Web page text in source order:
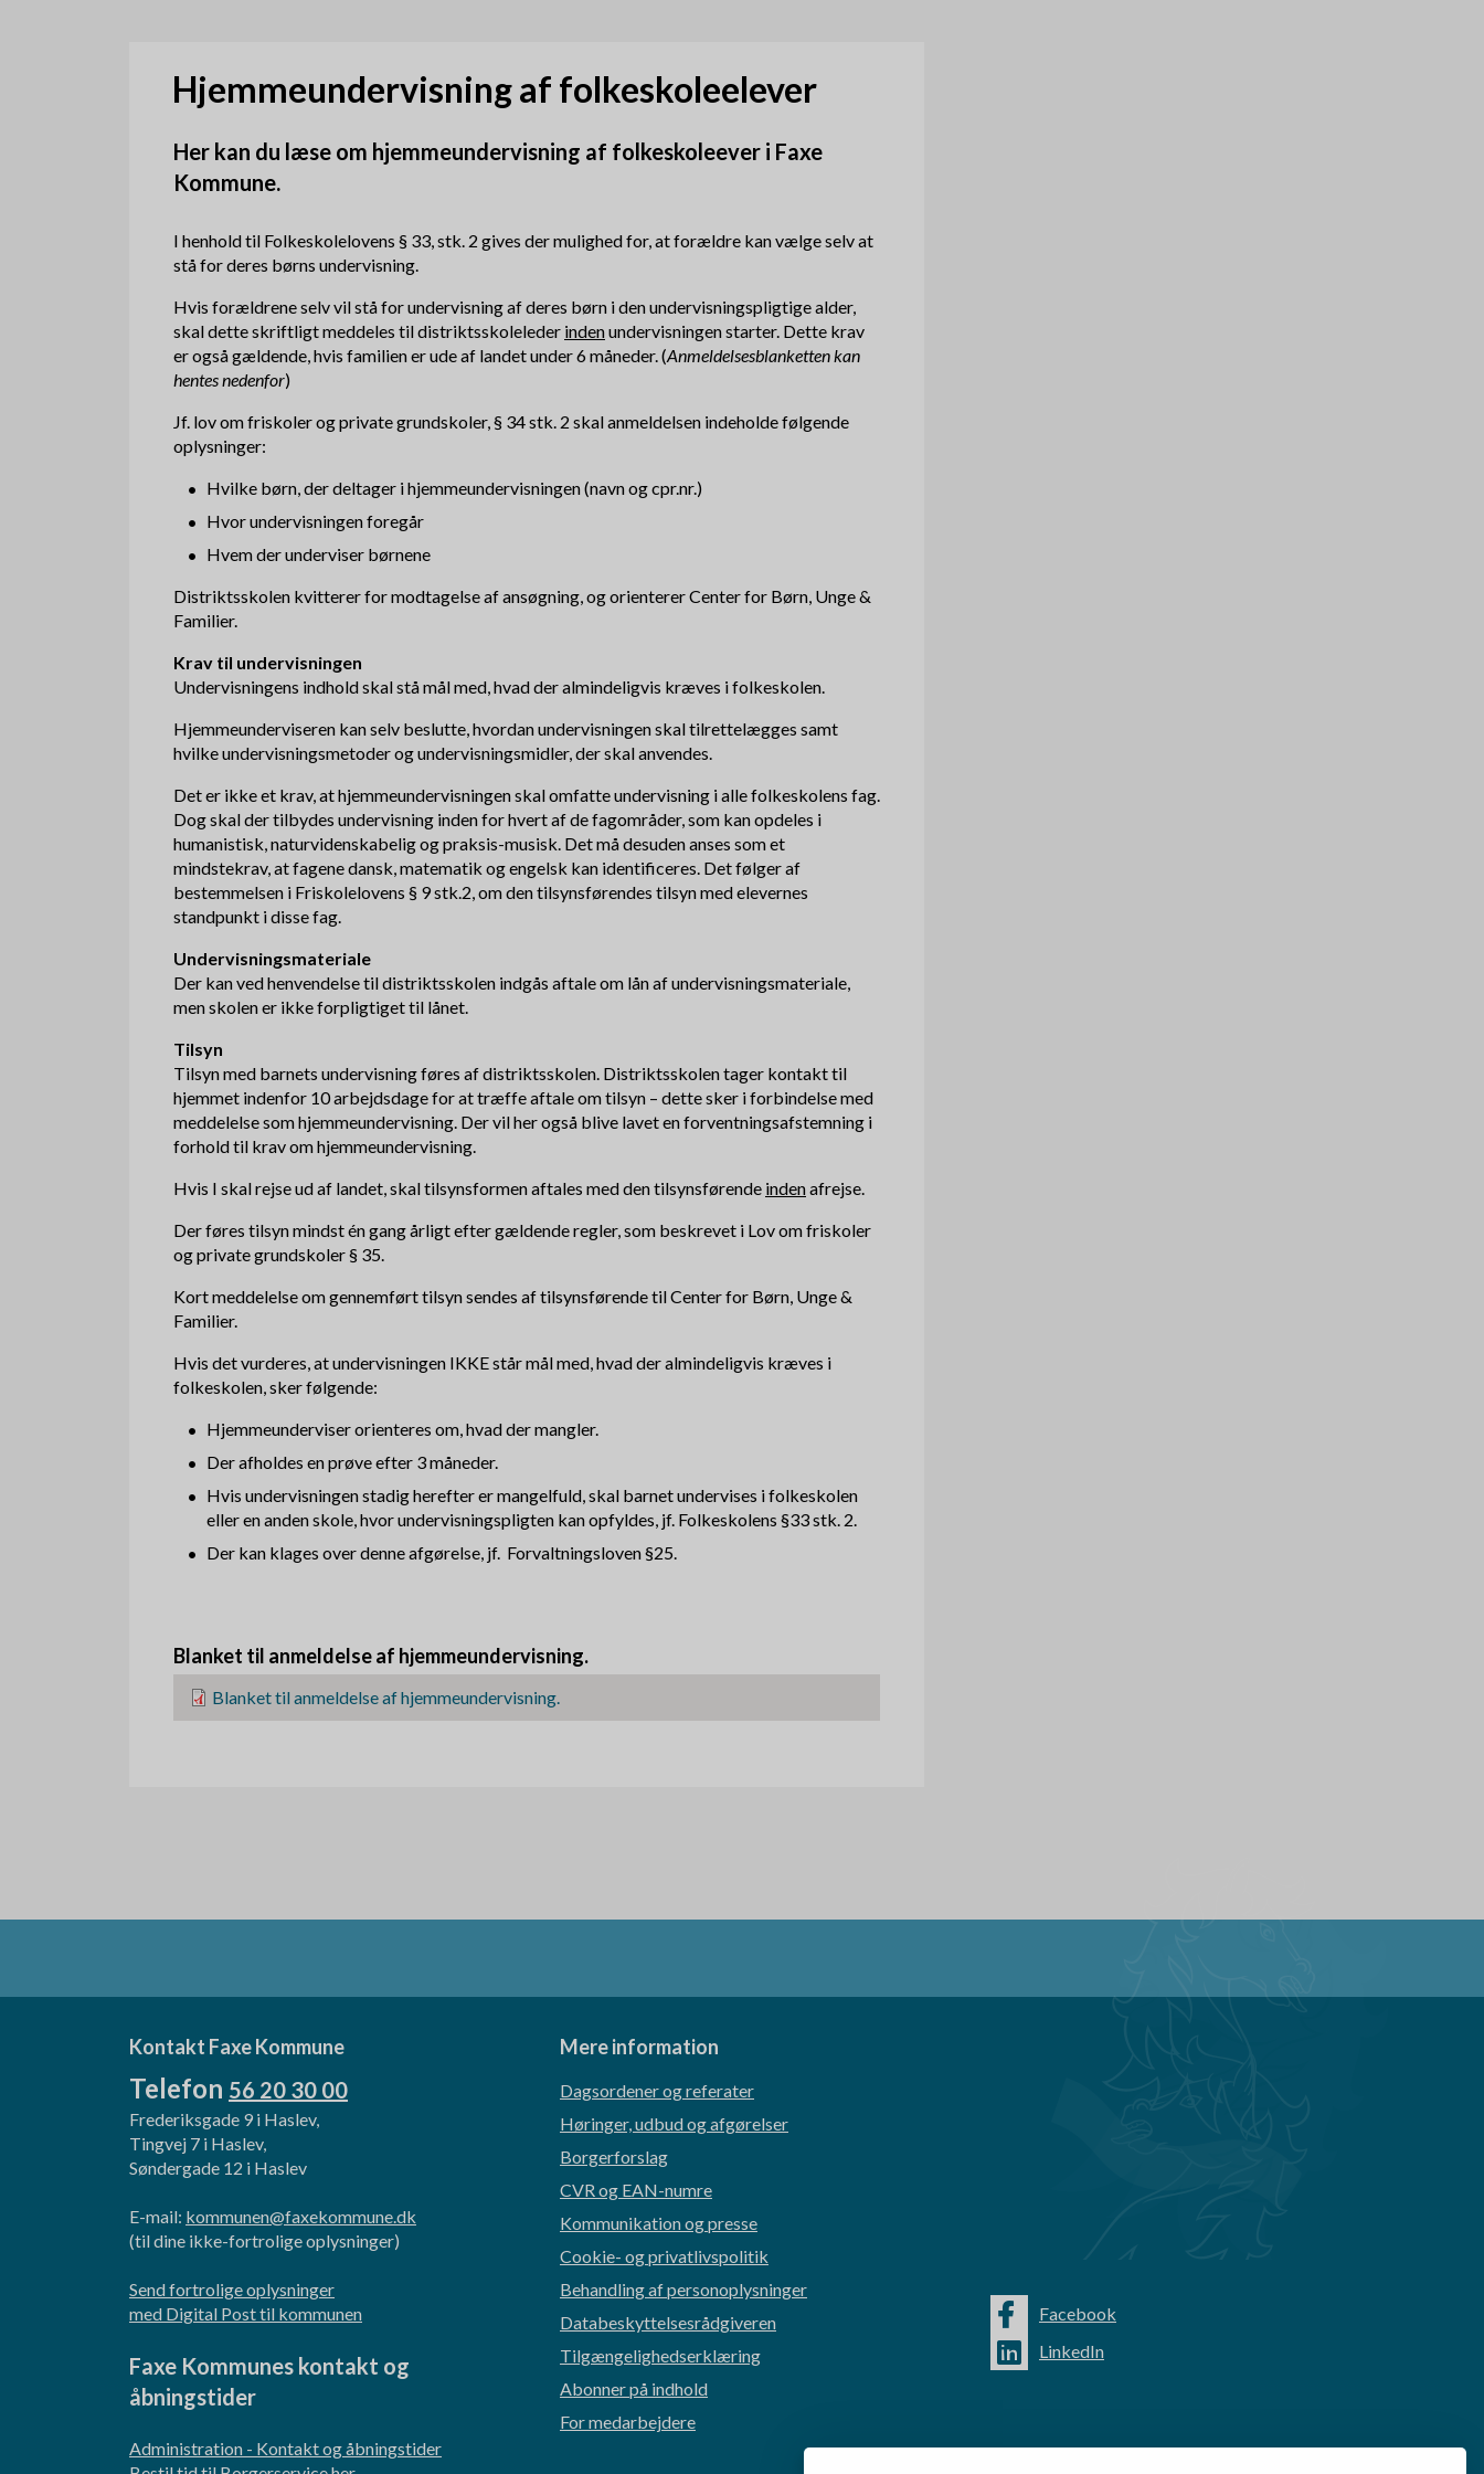
e
n
Hjemmeundervisning af folkeskoleelever
Her kan du læse om hjemmeundervisning af folkeskoleever i Faxe
Kommune.
I henhold til Folkeskolelovens § 33, stk. 2 gives der mulighed for, at forældre kan vælge selv at
stå for deres børns undervisning.
Hvis forældrene selv vil stå for undervisning af deres børn i den undervisningspligtige alder,
skal dette skriftligt meddeles til distriktsskoleleder indenundervisningen starter. Dette krav
er også gældende, hvis familien er ude af landet under 6 måneder. (Anmeldelsesblanketten kan
hentes nedenfor)
Jf. lov om friskoler og private grundskoler, § 34 stk. 2 skal anmeldelsen indeholde følgende
oplysninger:
Hvilke børn, der deltager i hjemmeundervisningen (navn og cpr.nr.)
Hvor undervisningen foregår
Hvem der underviser børnene
Distriktsskolen kvitterer for modtagelse af ansøgning, og orienterer Center for Børn, Unge &
Familier.
Krav til undervisningen
Undervisningens indhold skal stå mål med, hvad der almindeligvis kræves i folkeskolen.
Hjemmeunderviseren kan selv beslutte, hvordan undervisningen skal tilrettelægges samt
hvilke undervisningsmetoder og undervisningsmidler, der skal anvendes.
Det er ikke et krav, at hjemmeundervisningen skal omfatte undervisning i alle folkeskolens fag.
Dog skal der tilbydes undervisning inden for hvert af de fagområder, som kan opdeles i
humanistisk, naturvidenskabelig og praksis-musisk. Det må desuden anses som et
mindstekrav, at fagene dansk, matematik og engelsk kan identificeres. Det følger af
bestemmelsen i Friskolelovens § 9 stk.2, om den tilsynsførendes tilsyn med elevernes
standpunkt i disse fag.
Undervisningsmateriale
Der kan ved henvendelse til distriktsskolen indgås aftale om lån af undervisningsmateriale,
men skolen er ikke forpligtiget til lånet.
Tilsyn
Tilsyn med barnets undervisning føres af distriktsskolen. Distriktsskolen tager kontakt til
hjemmet indenfor 10 arbejdsdage for at træffe aftale om tilsyn – dette sker i forbindelse med
meddelelse som hjemmeundervisning. Der vil her også blive lavet en forventningsafstemning i
forhold til krav om hjemmeundervisning.
Hvis I skal rejse ud af landet, skal tilsynsformen aftales med den tilsynsførende indenafrejse.
Der føres tilsyn mindst én gang årligt efter gældende regler, som beskrevet i Lov om friskoler
og private grundskoler § 35.
Kort meddelelse om gennemført tilsyn sendes af tilsynsførende til Center for Børn, Unge &
Familier.
Hvis det vurderes, at undervisningen IKKE står mål med, hvad der almindeligvis kræves i
folkeskolen, sker følgende:
Hjemmeunderviser orienteres om, hvad der mangler.
Der afholdes en prøve efter 3 måneder.
Hvis undervisningen stadig herefter er mangelfuld, skal barnet undervises i folkeskolen
eller en anden skole, hvor undervisningspligten kan opfyldes, jf. Folkeskolens §33 stk. 2.
Der kan klages over denne afgørelse, jf. Forvaltningsloven §25.
Blanket til anmeldelse af hjemmeundervisning.
i
Blanket til anmeldelse af hjemmeundervisning.
Kontakt Faxe Kommune
Telefon 56 20 30 00
Frederiksgade 9 i Haslev,
Tingvej 7 i Haslev,
Søndergade 12 i Haslev
E-mail: kommunen@faxekommune.dk
(til dine ikke-fortrolige oplysninger)
Send fortrolige oplysninger
med Digital Post til kommunen
Faxe Kommunes kontakt og
åbningstider
Administration - Kontakt og åbningstider
Mere information
Dagsordener og referater
Høringer, udbud og afgørelser
Borgerforslag
CVR og EAN-numre
Kommunikation og presse
Cookie- og privatlivspolitik
Behandling af personoplysninger
Databeskyttelsesrådgiveren
Tilgængelighedserklæring
Abonner på indhold
For medarbejdere
Facebook
LinkedIn